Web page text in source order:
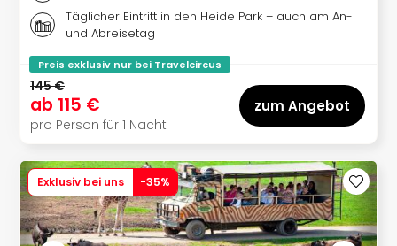
Täglicher Eintritt in den Heide Park – auch am An-
und Abreisetag
Preis exklusiv nur bei Travelcircus
145 €
ab 115 €
pro Person für 1 Nacht
zum Angebot
Exklusiv bei uns -35%